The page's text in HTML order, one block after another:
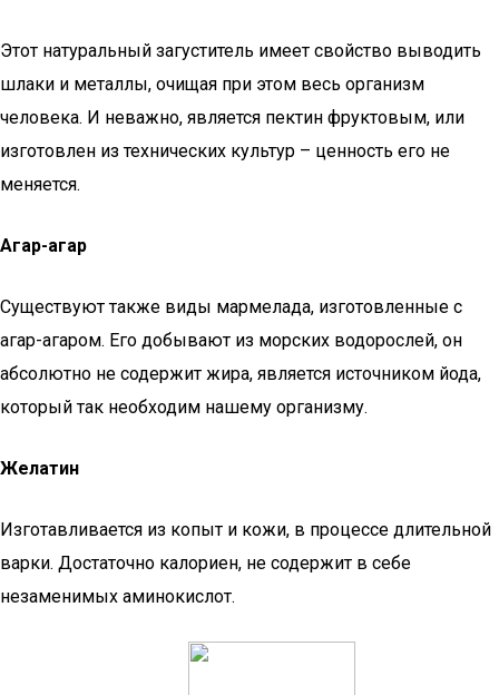
Этот натуральный загуститель имеет свойство выводить
шлаки и металлы, очищая при этом весь организм
человека. И неважно, является пектин фруктовым, или
изготовлен из технических культур – ценность его не
меняется.
Агар-агар
Существуют также виды мармелада, изготовленные с
агар-агаром. Его добывают из морских водорослей, он
абсолютно не содержит жира, является источником йода,
который так необходим нашему организму.
Желатин
Изготавливается из копыт и кожи, в процессе длительной
варки. Достаточно калориен, не содержит в себе
незаменимых аминокислот.